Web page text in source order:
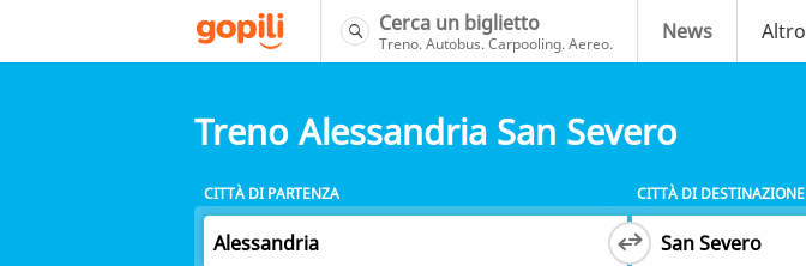
Cerca un biglietto
Treno. Autobus. Carpooling. Aereo. News Altro
Treno Alessandria San Severo
CITTÀ DI PARTENZA CITTÀ DI DESTINAZIONE